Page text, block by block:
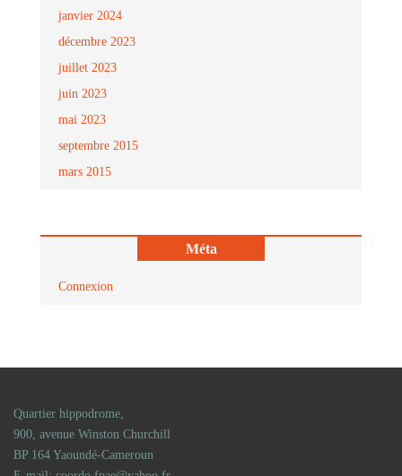
janvier 2024
décembre 2023
juillet 2023
juin 2023
mai 2023
septembre 2015
mars 2015
Méta
Connexion
Quartier hippodrome,
900, avenue Winston Churchill
BP 164 Yaoundé-Cameroun